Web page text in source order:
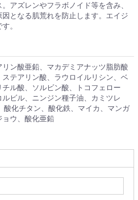
アズレンやフラボノイド等を含み、
となる肌荒れを防止します。エイジ
。
ン酸亜鉛、マカデミアナッツ脂肪酸
テアリン酸、ラウロイルリシン、ベ
ル酸、ソルビン酸、トコフェロー
ビル、ニンジン種子油、カミツレ
酸化チタン、酸化鉄、マイカ、マンガ
ョウ、酸化亜鉛